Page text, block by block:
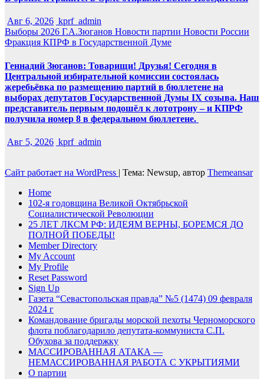
Авг 6, 2026 kprf_admin
Выборы 2026 Г.А.Зюганов Новости партии Новости России
Фракция КПРФ в Государственной Думе
Геннадий Зюганов: Товарищи! Друзья! Сегодня в
Центральной избирательной комиссии состоялась
жеребьёвка по размещению партий в бюллетене на
выборах депутатов Государственной Думы IX созыва. Наш
представитель первым подошёл к лототрону – и КПРФ
получила номер 8 в федеральном бюллетене.
Авг 5, 2026 kprf_admin
Сайт работает на WordPress | Тема: Newsup, автор Themeansar
Home
102-я годовщина Великой Октябрьской
Социалистической Революции
25 ЛЕТ ЛКСМ РФ: ИДЕЯМ ВЕРНЫ, БОРЕМСЯ ДО
ПОЛНОЙ ПОБЕДЫ!
Member Directory
My Account
My Profile
Reset Password
Sign Up
Газета “Севастопольская правда” №5 (1474) 09 февраля
2024 г
Командование бригады морской пехоты Черноморского
флота поблагодарило депутата-коммуниста С.П.
Обухова за поддержку
МАССИРОВАННАЯ АТАКА —
НЕМАССИРОВАННАЯ РАБОТА С УКРЫТИЯМИ
О партии